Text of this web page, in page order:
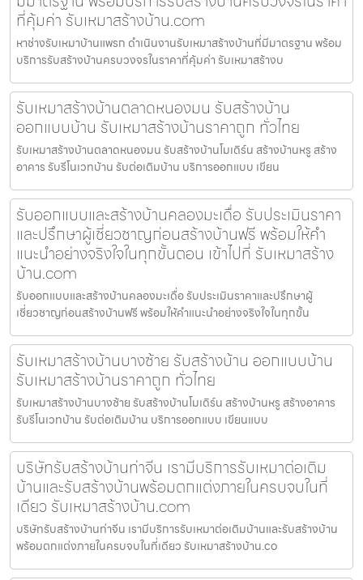
ที่คุ้มค่า รับเหมาสร้างบ้าน.com
หาช่างรับเหมาบ้านแพรก ดำเนินงานรับเหมาสร้างบ้านที่มีมาตรฐาน พร้อม
บริการรับสร้างบ้านครบวงจรในราคาที่คุ้มค่า รับเหมาสร้างบ
รับเหมาสร้างบ้านตลาดหนองมน รับสร้างบ้าน
ออกแบบบ้าน รับเหมาสร้างบ้านราคาถูก ทั่วไทย
รับเหมาสร้างบ้านตลาดหนองมน รับสร้างบ้านโมเดิร์น สร้างบ้านหรู สร้าง
อาคาร รับรีโนเวทบ้าน รับต่อเติมบ้าน บริการออกแบบ เขียน
รับออกแบบและสร้างบ้านคลองมะเดื่อ รับประเมินราคา
และปรึกษาผู้เชี่ยวชาญก่อนสร้างบ้านฟรี พร้อมให้คำ
แนะนำอย่างจริงใจในทุกขั้นตอน เข้าไปที่ รับเหมาสร้าง
บ้าน.com
รับออกแบบและสร้างบ้านคลองมะเดื่อ รับประเมินราคาและปรึกษาผู้
เชี่ยวชาญก่อนสร้างบ้านฟรี พร้อมให้คำแนะนำอย่างจริงใจในทุกขั้น
รับเหมาสร้างบ้านบางซ้าย รับสร้างบ้าน ออกแบบบ้าน
รับเหมาสร้างบ้านราคาถูก ทั่วไทย
รับเหมาสร้างบ้านบางซ้าย รับสร้างบ้านโมเดิร์น สร้างบ้านหรู สร้างอาคาร
รับรีโนเวทบ้าน รับต่อเติมบ้าน บริการออกแบบ เขียนแบบ
บริษัทรับสร้างบ้านท่าจีน เรามีบริการรับเหมาต่อเติม
บ้านและรับสร้างบ้านพร้อมตกแต่งภายในครบจบในที่
เดียว รับเหมาสร้างบ้าน.com
บริษัทรับสร้างบ้านท่าจีน เรามีบริการรับเหมาต่อเติมบ้านและรับสร้างบ้าน
พร้อมตกแต่งภายในครบจบในที่เดียว รับเหมาสร้างบ้าน.co